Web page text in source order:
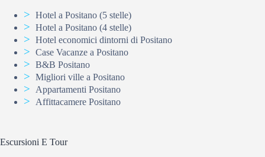
Hotel a Positano (5 stelle)
Hotel a Positano (4 stelle)
Hotel economici dintorni di Positano
Case Vacanze a Positano
B&B Positano
Migliori ville a Positano
Appartamenti Positano
Affittacamere Positano
Escursioni E Tour